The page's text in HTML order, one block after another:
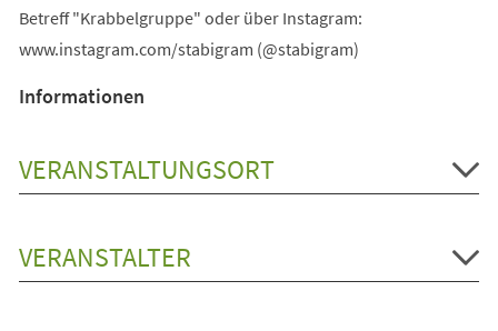
Betreff "Krabbelgruppe" oder über Instagram:
www.instagram.com/stabigram (@stabigram)
Informationen
VERANSTALTUNGSORT
VERANSTALTER